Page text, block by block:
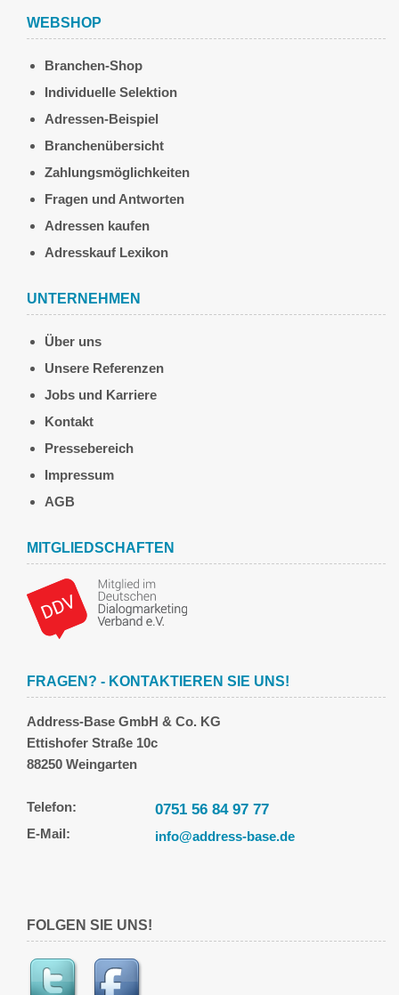
WEBSHOP
Branchen-Shop
Individuelle Selektion
Adressen-Beispiel
Branchenübersicht
Zahlungsmöglichkeiten
Fragen und Antworten
Adressen kaufen
Adresskauf Lexikon
UNTERNEHMEN
Über uns
Unsere Referenzen
Jobs und Karriere
Kontakt
Pressebereich
Impressum
AGB
MITGLIEDSCHAFTEN
FRAGEN? - KONTAKTIEREN SIE UNS!
Address-Base GmbH & Co. KG
Ettishofer Straße 10c
88250 Weingarten
Telefon: 0751 56 84 97 77
E-Mail: info@address-base.de
FOLGEN SIE UNS!